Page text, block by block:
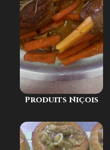
Produits Niçois